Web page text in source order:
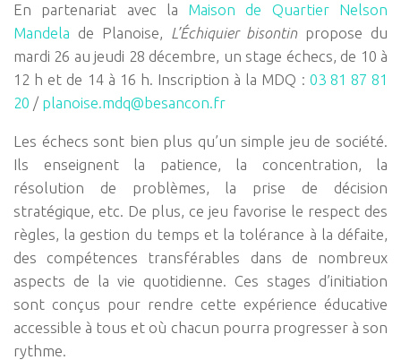
En partenariat avec la Maison de Quartier Nelson
Mandela de Planoise, L’Échiquier bisontin propose du
mardi 26 au jeudi 28 décembre, un stage échecs, de 10 à
12 h et de 14 à 16 h. Inscription à la MDQ : 03 81 87 81
20 / planoise.mdq@besancon.fr
Les échecs sont bien plus qu’un simple jeu de société.
Ils enseignent la patience, la concentration, la
résolution de problèmes, la prise de décision
stratégique, etc. De plus, ce jeu favorise le respect des
règles, la gestion du temps et la tolérance à la défaite,
des compétences transférables dans de nombreux
aspects de la vie quotidienne. Ces stages d’initiation
sont conçus pour rendre cette expérience éducative
accessible à tous et où chacun pourra progresser à son
rythme.